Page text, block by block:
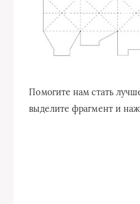
Помогите нам стать
выделите фрагмент и